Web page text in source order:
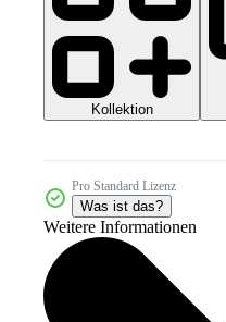
Kollektion
Pro Standard Lizenz
Was ist das?
Weitere Informationen